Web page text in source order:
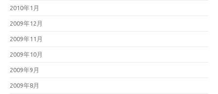
2010年1月
2009年12月
2009年11月
2009年10月
2009年9月
2009年8月